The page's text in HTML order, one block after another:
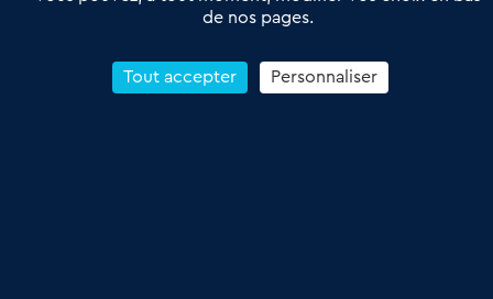
proximité et des territoires
Reprendre un Restaurant Rapide
de nos pages.
Tout accepter Personnaliser